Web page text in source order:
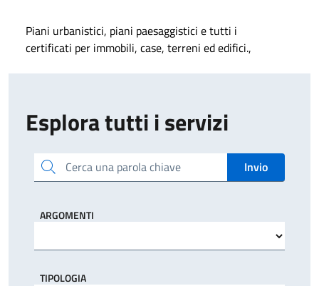
Piani urbanistici, piani paesaggistici e tutti i
certificati per immobili, case, terreni ed edifici.,
Esplora tutti i servizi
Cerca una parola chiave Invio
ARGOMENTI
TIPOLOGIA